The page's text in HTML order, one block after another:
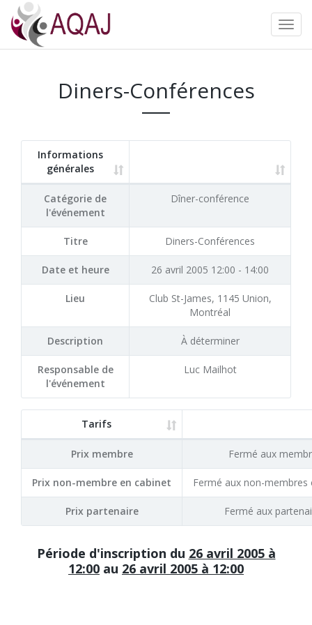
Diners-Conférences
Informations
générales
Catégorie de
l'événement
Dîner-conférence
Titre Diners-Conférences
Date et heure 26 avril 2005 12:00 - 14:00
Lieu
Club St-James, 1145 Union,
Montréal
Description À déterminer
Responsable de
l'événement
Luc Mailhot
Tarifs
Prix membre Fermé aux
Prix non-membre en cabinet Fermé aux non-membres
Prix partenaire Fermé aux
Période d'inscription du 26 avril 2005 à
12:00 au 26 avril 2005 à 12:00